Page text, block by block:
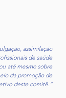
assimilação
de saúde
até mesmo sobre
da promoção de
deste comitê.”